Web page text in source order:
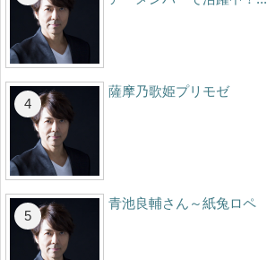
薩摩乃歌姫プリモゼ
青池良輔さん～紙兔ロペ